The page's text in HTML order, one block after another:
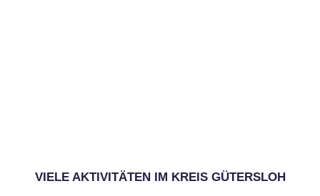
VIELE AKTIVITÄTEN IM KREIS GÜTERSLOH